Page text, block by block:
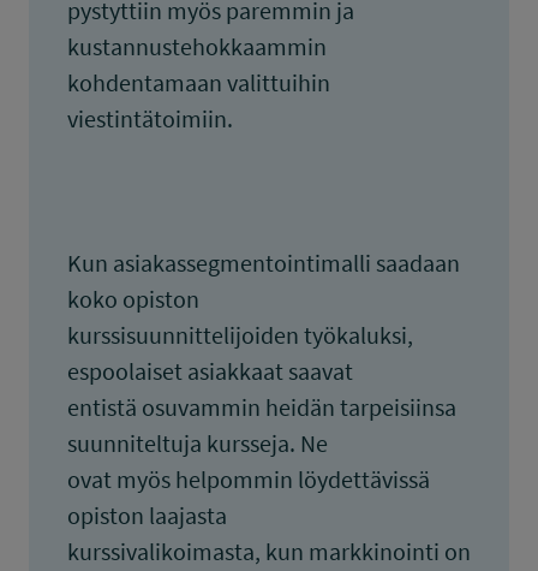
pystyttiin myös paremmin ja
kustannustehokkaammin
kohdentamaan valittuihin
viestintätoimiin.
Kun asiakassegmentointimalli saadaan
koko opiston
kurssisuunnittelijoiden työkaluksi,
espoolaiset asiakkaat saavat
entistä osuvammin heidän tarpeisiinsa
suunniteltuja kursseja. Ne
ovat myös helpommin löydettävissä
opiston laajasta
kurssivalikoimasta, kun markkinointi on